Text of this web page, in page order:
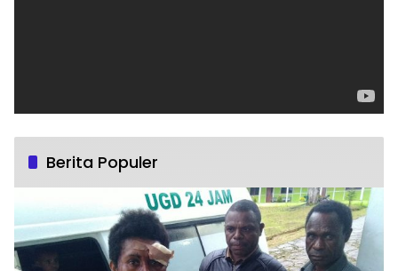
Berita Populer